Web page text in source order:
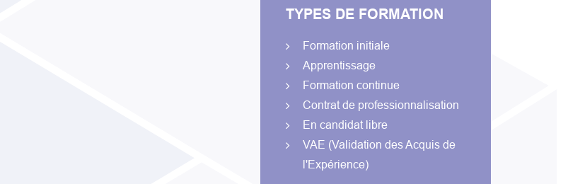
TYPES DE FORMATION
Formation initiale
Apprentissage
Formation continue
Contrat de professionnalisation
En candidat libre
VAE (Validation des Acquis de
l'Expérience)